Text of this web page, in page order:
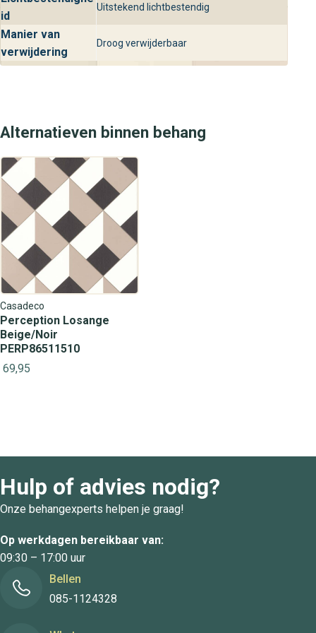
id
Uitstekend lichtbestendig
Manier van
verwijdering
Droog verwijderbaar
Alternatieven binnen behang
Casadeco
Perception Losange
Beige/Noir
PERP86511510
69,95
Hulp of advies nodig?
Onze behangexperts helpen je graag!
Op werkdagen bereikbaar van:
09:30 – 17:00 uur
Bellen
085-1124328